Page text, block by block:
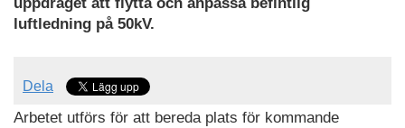
luftledning på 50kV.
Dela
Arbetet utförs för att bereda plats för kommande